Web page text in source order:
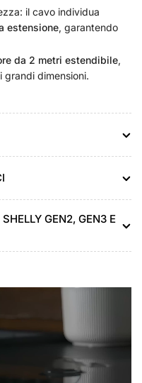
il cavo individua
estensione, garantendo
da 2 metri estendibile,
dimensioni.
GEN2, GEN3 E